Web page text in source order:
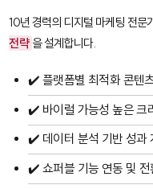
10년 경력의 디지털 마케팅 전문
전략 을 설계합니다.
✔️ 플랫폼별 최적화 콘텐
✔️ 바이럴 가능성 높은 크
✔️ 데이터 분석 기반 성과
✔️ 쇼퍼블 기능 연동 및 전